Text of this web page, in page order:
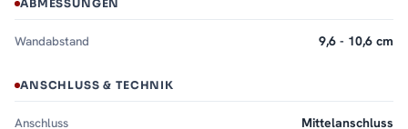
ABMESSUNGEN
Wandabstand 9,6 - 10,6 cm
ANSCHLUSS & TECHNIK
Anschluss Mittelanschluss